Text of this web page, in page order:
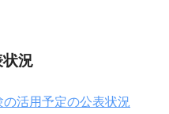
況
活用予定の公表状況